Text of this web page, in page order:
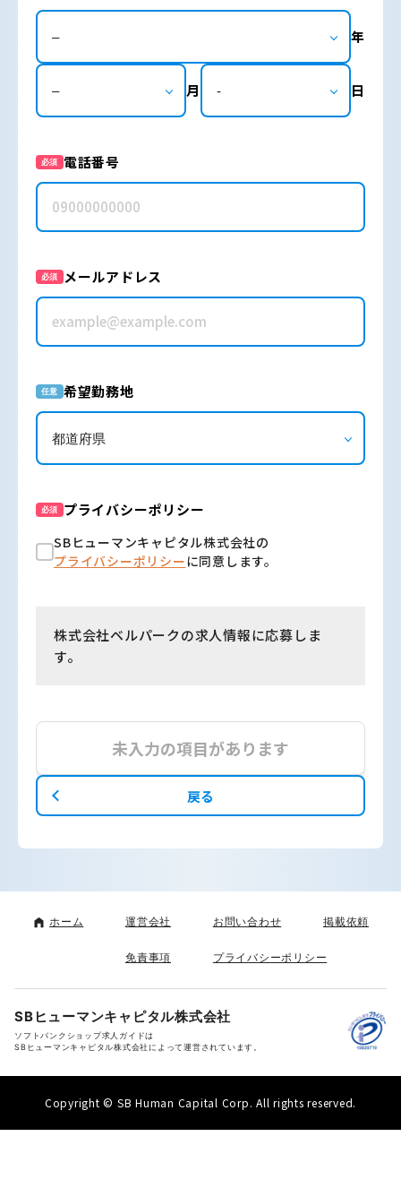
年
月 日
必須 電話番号
必須 メールアドレス
任意 希望勤務地
必須 プライバシーポリシー
SBヒューマンキャピタル株式会社の
プライバシーポリシーに同意します。
株式会社ベルパークの求人情報に応募しま
す。
未入力の項目があります
戻る
ホーム 運営会社 お問い合わせ 掲載依頼
免責事項 プライバシーポリシー
SBヒューマンキャピタル株式会社
ソフトバンクショップ求人ガイドは
SBヒューマンキャピタル株式会社によって運営されています。
Copyright © SB Human Capital Corp. All rights reserved.